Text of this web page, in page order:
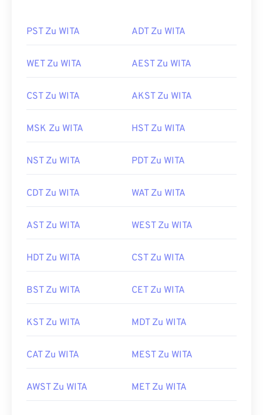
PST Zu WITA ADT Zu WITA
WET Zu WITA AEST Zu WITA
CST Zu WITA AKST Zu WITA
MSK Zu WITA HST Zu WITA
NST Zu WITA PDT Zu WITA
CDT Zu WITA WAT Zu WITA
AST Zu WITA WEST Zu WITA
HDT Zu WITA CST Zu WITA
BST Zu WITA CET Zu WITA
KST Zu WITA MDT Zu WITA
CAT Zu WITA MEST Zu WITA
AWST Zu WITA MET Zu WITA